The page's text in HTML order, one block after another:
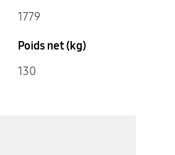
1779
Poids net (kg)
130